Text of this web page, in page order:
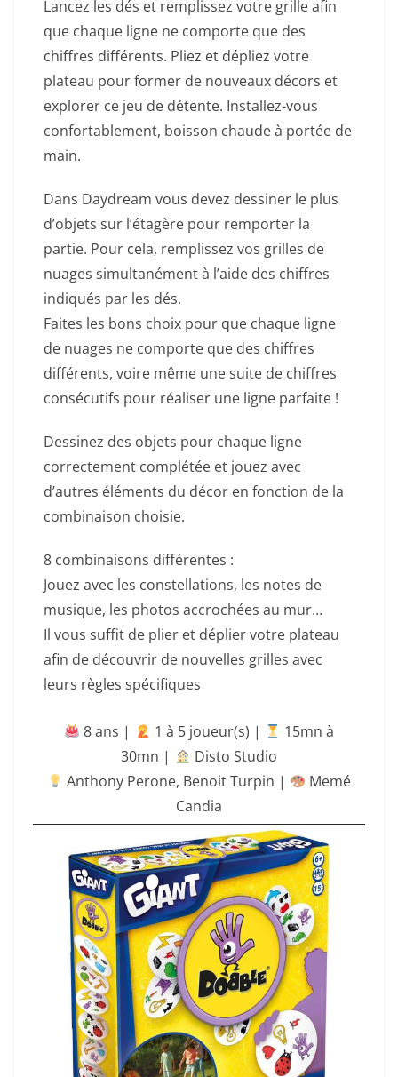
Lancez les dés et remplissez votre grille afin
que chaque ligne ne comporte que des
chiffres différents. Pliez et dépliez votre
plateau pour former de nouveaux décors et
explorer ce jeu de détente. Installez-vous
confortablement, boisson chaude à portée de
main.
Dans Daydream vous devez dessiner le plus
d’objets sur l’étagère pour remporter la
partie. Pour cela, remplissez vos grilles de
nuages simultanément à l’aide des chiffres
indiqués par les dés.
Faites les bons choix pour que chaque ligne
de nuages ne comporte que des chiffres
différents, voire même une suite de chiffres
consécutifs pour réaliser une ligne parfaite !
Dessinez des objets pour chaque ligne
correctement complétée et jouez avec
d’autres éléments du décor en fonction de la
combinaison choisie.
8 combinaisons différentes :
Jouez avec les constellations, les notes de
musique, les photos accrochées au mur…
Il vous suffit de plier et déplier votre plateau
afin de découvrir de nouvelles grilles avec
leurs règles spécifiques
8 ans | ‍ 1 à 5 joueur(s) |
15mn à
30mn |
Disto Studio
Anthony Perone, Benoit Turpin |
Memé
Candia